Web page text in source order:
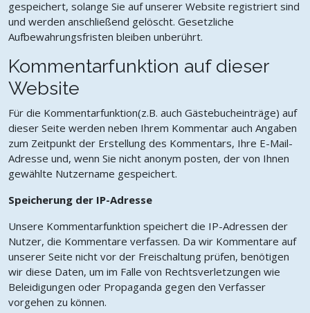
gespeichert, solange Sie auf unserer Website registriert sind
und werden anschließend gelöscht. Gesetzliche
Aufbewahrungsfristen bleiben unberührt.
Kommentarfunktion auf dieser
Website
Für die Kommentarfunktion(z.B. auch Gästebucheinträge) auf
dieser Seite werden neben Ihrem Kommentar auch Angaben
zum Zeitpunkt der Erstellung des Kommentars, Ihre E-Mail-
Adresse und, wenn Sie nicht anonym posten, der von Ihnen
gewählte Nutzername gespeichert.
Speicherung der IP-Adresse
Unsere Kommentarfunktion speichert die IP-Adressen der
Nutzer, die Kommentare verfassen. Da wir Kommentare auf
unserer Seite nicht vor der Freischaltung prüfen, benötigen
wir diese Daten, um im Falle von Rechtsverletzungen wie
Beleidigungen oder Propaganda gegen den Verfasser
vorgehen zu können.